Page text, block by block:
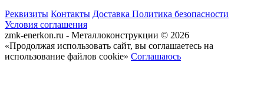
Реквизиты Контакты Доставка Политика безопасности
Условия соглашения
zmk-enerkon.ru - Металлоконструкции © 2026
«Продолжая использовать сайт, вы соглашаетесь на
использование файлов cookie» Соглашаюсь